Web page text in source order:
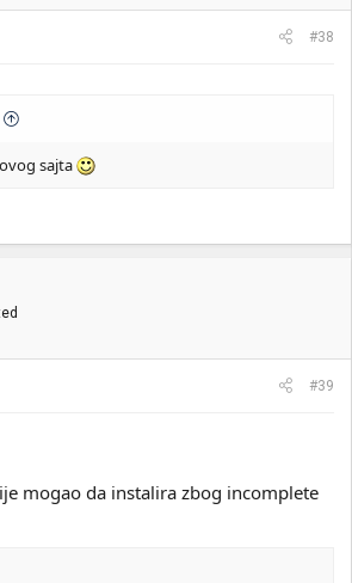
#38
sajta
#39
mogao da instalira zbog incomplete